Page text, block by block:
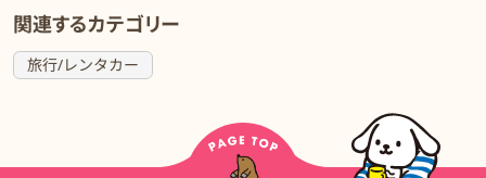
大雪による欠航や遅延などにも迅速に対応し、大手に劣らないサー
ビスを提供しています。
関連するカテゴリー
旅行/レンタカー